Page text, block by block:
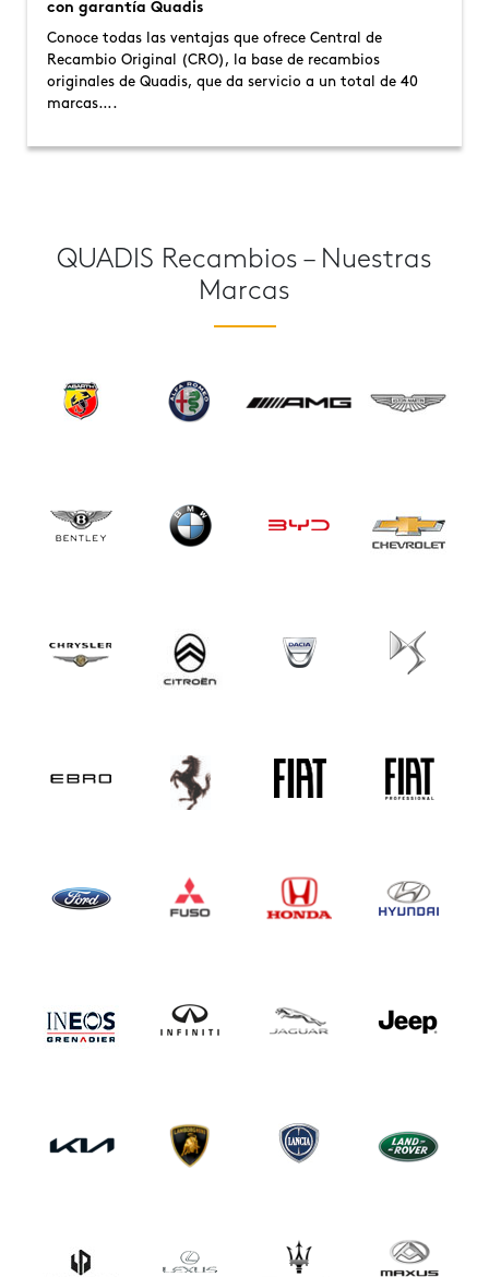
con garantía Quadis
Conoce todas las ventajas que ofrece Central de
Recambio Original (CRO), la base de recambios
originales de Quadis, que da servicio a un total de 40
marcas….
QUADIS Recambios – Nuestras
Marcas